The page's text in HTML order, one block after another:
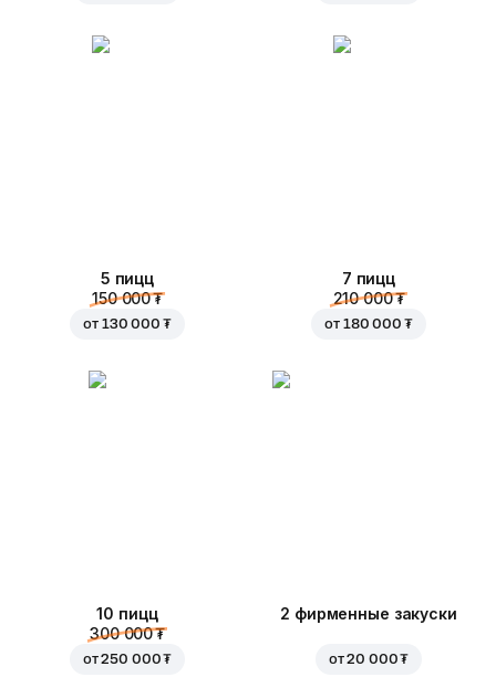
5 пицц
150 000 ₮
от 130 000 ₮
7 пицц
210 000 ₮
от 180 000 ₮
10 пицц
300 000 ₮
от250 000 ₮
2 фирменные закуски
от20 000 ₮